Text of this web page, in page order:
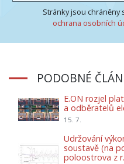
Stránky jsou chráněny
ochrana osobních
PODOBNÉ
E.ON rozjel
a odběratelů
15. 7.
Udržování
soustavě (na
poloostrova z